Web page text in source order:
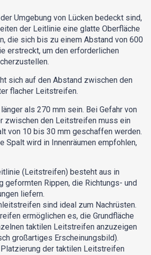
Umgebung von Lücken bedeckt sind,
der Leitlinie eine glatte Oberfläche
die sich bis zu einem Abstand von 600
erstreckt, um den erforderlichen
sich auf den Abstand zwischen den
flacher Leitstreifen.
als 270 mm sein. Bei Gefahr von
zwischen den Leitstreifen muss ein
von 10 bis 30 mm geschaffen werden.
Spalt wird in Innenräumen empfohlen,
(Leitstreifen) besteht aus in
geformten Rippen, die Richtungs- und
liefern.
sind ideal zum Nachrüsten.
ermöglichen es, die Grundfläche
taktilen Leitstreifen anzuzeigen
großartiges Erscheinungsbild).
der taktilen Leitstreifen